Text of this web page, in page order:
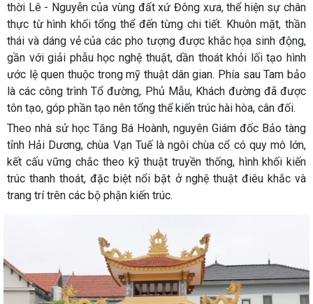
thời Lê - Nguyễn của vùng đất xứ Đông xưa, thể hiện sự chân
thực từ hình khối tổng thể đến từng chi tiết. Khuôn mặt, thần
thái và dáng vẻ của các pho tượng được khắc họa sinh động,
gần với giải phẫu học nghệ thuật, dần thoát khỏi lối tạo hình
ước lệ quen thuộc trong mỹ thuật dân gian. Phía sau Tam bảo
là các công trình Tổ đường, Phủ Mẫu, Khách đường đã được
tôn tạo, góp phần tạo nên tổng thể kiến trúc hài hòa, cân đối.
Theo nhà sử học Tăng Bá Hoành, nguyên Giám đốc Bảo tàng
tỉnh Hải Dương, chùa Vạn Tuế là ngôi chùa cổ có quy mô lớn,
kết cấu vững chắc theo kỹ thuật truyền thống, hình khối kiến
trúc thanh thoát, đặc biệt nổi bật ở nghệ thuật điêu khắc và
trang trí trên các bộ phận kiến trúc.